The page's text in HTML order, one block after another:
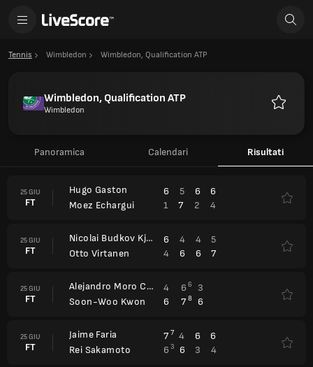
Tennis Wimbledon Wimbledon, Qualification ATP
Wimbledon, Qualification ATP
Wimbledon
Panoramica Calendari Risultati
25 GIU
FT
Hugo Gaston
Moez Echargui
6 5 6
6
1
7 2 4
25 GIU
FT
Nicolai Budkov Kjaer
Otto Virtanen
6 4 4
5
4
6 6 7
25 GIU
FT
Alejandro Moro Canas
Soon-Woo Kwon
4 6 6
3
6
7 8 6
25 GIU
FT
Jaime Faria
Rei Sakamoto
7 7 4 6
6
6 3 6 3 4